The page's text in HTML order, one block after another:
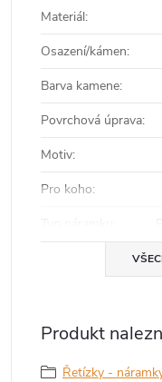
Materiál:
Osazení/kámen:
Barva kamene:
Povrchová úprava:
Motiv:
Pro koho:
Produkt
Řetízky -